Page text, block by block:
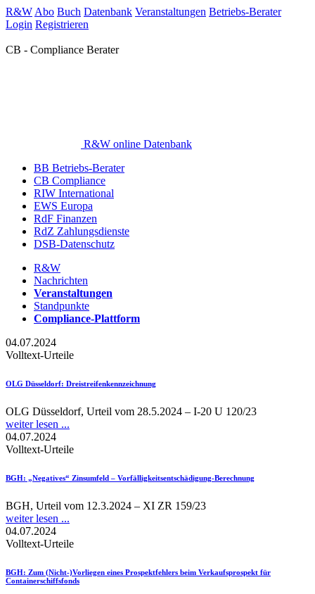
R&W Abo Buch Datenbank Veranstaltungen Betriebs-Berater
Login Registrieren
CB - Compliance Berater
R&W online Datenbank
BB Betriebs-Berater
CB Compliance
RIW International
EWS Europa
RdF Finanzen
RdZ Zahlungsdienste
DSB-Datenschutz
R&W
Nachrichten
Veranstaltungen
Standpunkte
Compliance-Plattform
04.07.2024
Volltext-Urteile
OLG Düsseldorf: Dreistreifenkennzeichnung
OLG Düsseldorf, Urteil vom 28.5.2024 – I-20 U 120/23
weiter lesen ...
04.07.2024
Volltext-Urteile
BGH: „Negatives“ Zinsumfeld – Vorfälligkeitsentschädigung-Berechnung
BGH, Urteil vom 12.3.2024 – XI ZR 159/23
weiter lesen ...
04.07.2024
Volltext-Urteile
BGH: Zum (Nicht-)Vorliegen eines Prospektfehlers beim Verkaufsprospekt für
Containerschiffsfonds